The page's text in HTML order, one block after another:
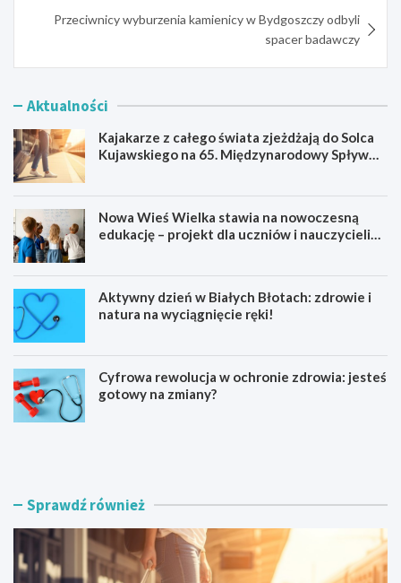
Przeciwnicy wyburzenia kamienicy w Bydgoszczy odbyli
spacer badawczy
Aktualności
Kajakarze z całego świata zjeżdżają do Solca
Kujawskiego na 65. Międzynarodowy Spływ
Nowa Wieś Wielka stawia na nowoczesną
edukację – projekt dla uczniów i nauczycieli
Aktywny dzień w Białych Błotach: zdrowie i
natura na wyciągnięcie ręki!
Cyfrowa rewolucja w ochronie zdrowia: jesteś
gotowy na zmiany?
K
a
e
z
N
i
W
Sprawdź również